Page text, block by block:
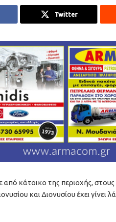
Twitter
κάτοικο της περιοχής, στους
και Διονυσίου έχει γίνει